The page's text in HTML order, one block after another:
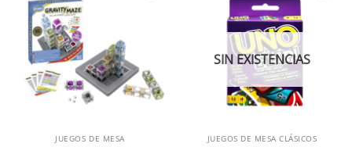
JUEGOS DE MESA
lista de
SIN EXISTENCIAS
JUEGOS DE MESA CLÁSICOS